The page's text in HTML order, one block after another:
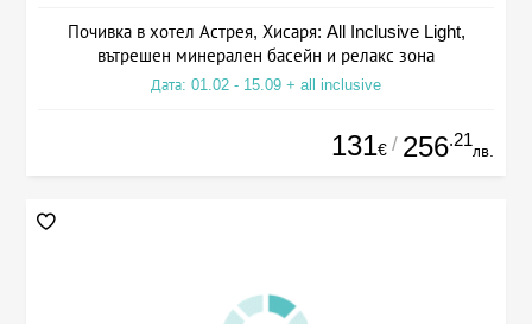
Почивка в хотел Астрея, Хисаря: All Inclusive Light,
вътрешен минерален басейн и релакс зона
Дата: 01.02 - 15.09 + all inclusive
131€ / 256.21
лв.